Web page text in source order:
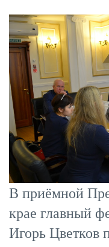
В приёмной
крае главный
Игорь Цветков